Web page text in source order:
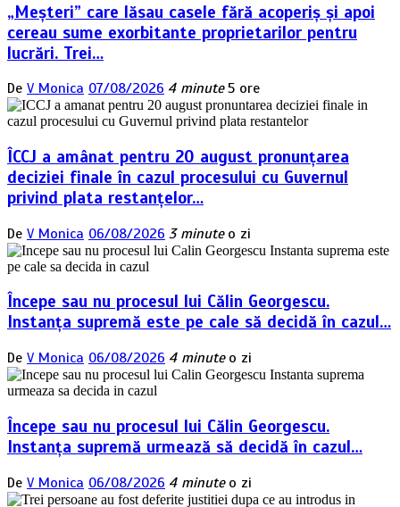
„Meșteri” care lăsau casele fără acoperiș și apoi
cereau sume exorbitante proprietarilor pentru
lucrări. Trei…
De V Monica 07/08/2026 4 minute 5 ore
ÎCCJ a amânat pentru 20 august pronunțarea
deciziei finale în cazul procesului cu Guvernul
privind plata restanțelor…
De V Monica 06/08/2026 3 minute o zi
Începe sau nu procesul lui Călin Georgescu.
Instanța supremă este pe cale să decidă în cazul…
De V Monica 06/08/2026 4 minute o zi
Începe sau nu procesul lui Călin Georgescu.
Instanța supremă urmează să decidă în cazul…
De V Monica 06/08/2026 4 minute o zi